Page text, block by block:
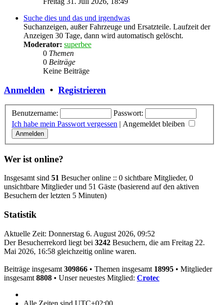
Suche dies und das und irgendwas
Suchanzeigen, außer Fahrzeuge und Ersatzteile. Laufzeit der
Anzeigen 30 Tage, dann wird automatisch gelöscht.
Moderator: superbee
0 Themen
0 Beiträge
Keine Beiträge
Anmelden • Registrieren
Benutzername:
Passwort:
Ich habe mein Passwort vergessen | Angemeldet bleiben
Wer ist online?
Insgesamt sind 51 Besucher online :: 0 sichtbare Mitglieder, 0
unsichtbare Mitglieder und 51 Gäste (basierend auf den aktiven
Besuchern der letzten 5 Minuten)
Statistik
Aktuelle Zeit: Donnerstag 6. August 2026, 09:52
Der Besucherrekord liegt bei 3242 Besuchern, die am Freitag 22.
Mai 2026, 16:58 gleichzeitig online waren.
Beiträge insgesamt 309866 • Themen insgesamt 18995 • Mitglieder
insgesamt 8808 • Unser neuestes Mitglied: Crotec
Alle Zeiten sind UTC+02:00